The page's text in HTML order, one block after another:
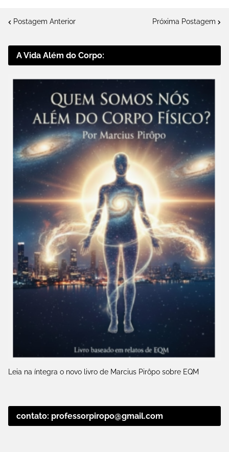
Postagem Anterior Próxima Postagem
A Vida Além do Corpo:
Leia na íntegra o novo livro de Marcius Pirôpo sobre EQM
contato: professorpiropo@gmail.com